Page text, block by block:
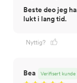
Beste deo jeg
lukt i lang tid.
Nyttig?
Bea Verifisert kunde